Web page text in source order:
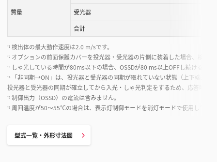
質量
受光器
合計
*1 検出体の最大動作速度は2.0 m/sです。
*2 オプションの前⾯保護カバーを投光器・受光器の⽚側に装着した場合、検出
*3 しゃ光している時間が80ms以下の場合、OSSDが80 ms以上OFFし続けるこ
*4
「非同期→ON」は、投光器と受光器の同期が取れていない状態（上下端光
投光器と受光器の同期が確立してから入光・しゃ光判定をするため、応答時間
*5 制御出力（OSSD）の電流は含みません。
*6 周囲温度が50〜55℃の場合は、表示灯制御モードを消灯モードで使⽤してく
型式一覧・外形寸法図